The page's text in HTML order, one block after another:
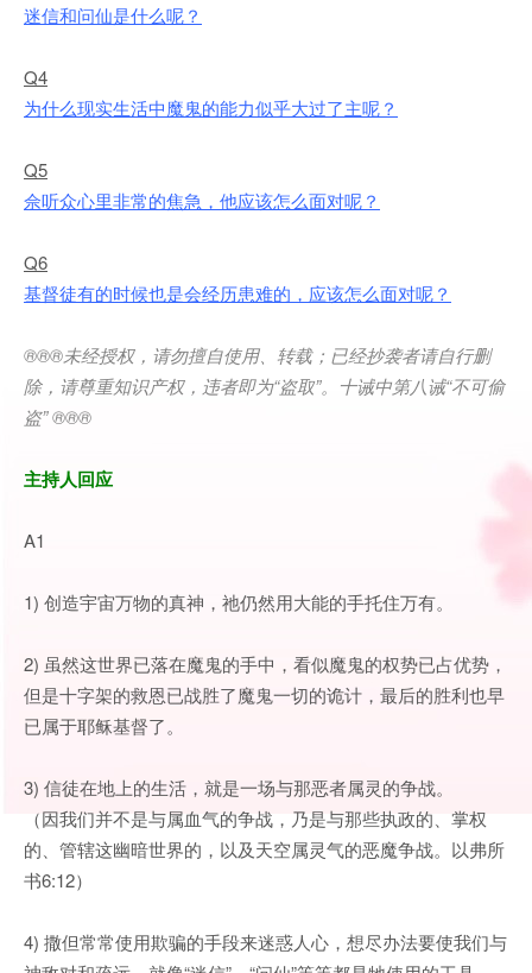
迷信和问仙是什么呢？
Q4
为什么现实生活中魔鬼的能力似乎大过了主呢？
Q5
佘听众心里非常的焦急，他应该怎么面对呢？
Q6
基督徒有的时候也是会经历患难的，应该怎么面对呢？
®®®未经授权，请勿擅自使用、转载；已经抄袭者请自行删
除，请尊重知识产权，违者即为“盗取”。十诫中第八诫“不可偷
盗” ®®®
主持人回应
A1
1) 创造宇宙万物的真神，祂仍然用大能的手托住万有。
2) 虽然这世界已落在魔鬼的手中，看似魔鬼的权势已占优势，
但是十字架的救恩已战胜了魔鬼一切的诡计，最后的胜利也早
已属于耶稣基督了。
3) 信徒在地上的生活，就是一场与那恶者属灵的争战。
（因我们并不是与属血气的争战，乃是与那些执政的、掌权
的、管辖这幽暗世界的，以及天空属灵气的恶魔争战。以弗所
书6:12）
4) 撒但常常使用欺骗的手段来迷惑人心，想尽办法要使我们与